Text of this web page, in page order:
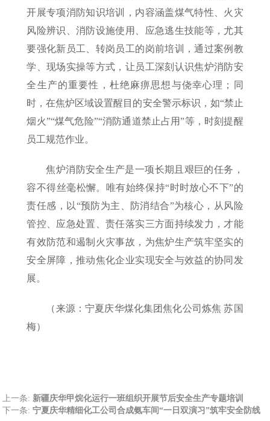
开展专项消防知识培训，内容涵盖煤气特性、火灾
风险辨识、消防设施使用、应急逃生技能等，尤其
要强化新员工、转岗员工的岗前培训，通过案例教
学、现场实操等方式，让员工深刻认识焦炉消防安
全生产的重要性，杜绝麻痹思想与侥幸心理；同
时，在焦炉区域设置醒目的安全警示标识，如“禁止
烟火”“煤气危险”“消防通道禁止占用”等，时刻提醒
员工规范作业。
焦炉消防安全生产是一项长期且艰巨的任务，
容不得丝毫松懈。唯有始终保持“时时放心不下”的
责任感，以“预防为主、防消结合”为核心，从风险
管控、应急处置、责任落实三方面持续发力，才能
有效防范和遏制火灾事故，为焦炉生产筑牢坚实的
安全屏障，推动焦化企业实现安全与效益的协同发
展。
（来源：宁夏庆华煤化集团焦化公司炼焦 苏国
梅）
上一条: 新疆庆华甲烷化运行一班组织开展节后安全生产专题培训
下一条:宁夏庆华精细化工公司合成氨车间“一日双演习”筑牢安全防线